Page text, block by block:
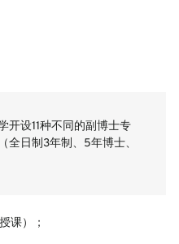
开设11种不同的副博士专
全日制3年制、5年博士、
课）；